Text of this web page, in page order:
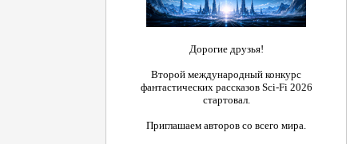
Дорогие друзья!
Второй международный конкурс
фантастических рассказов Sci-Fi 2026
стартовал.
Приглашаем авторов со всего мира.